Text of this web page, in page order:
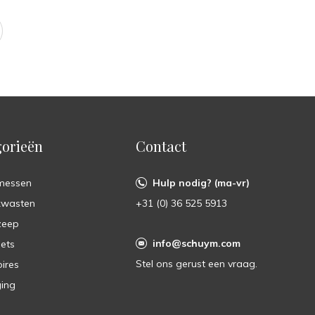
Contact
Hulp nodig? (ma-vr)
+31 (0) 36 525 5913
info@schuym.com
Stel ons gerust een vraag.